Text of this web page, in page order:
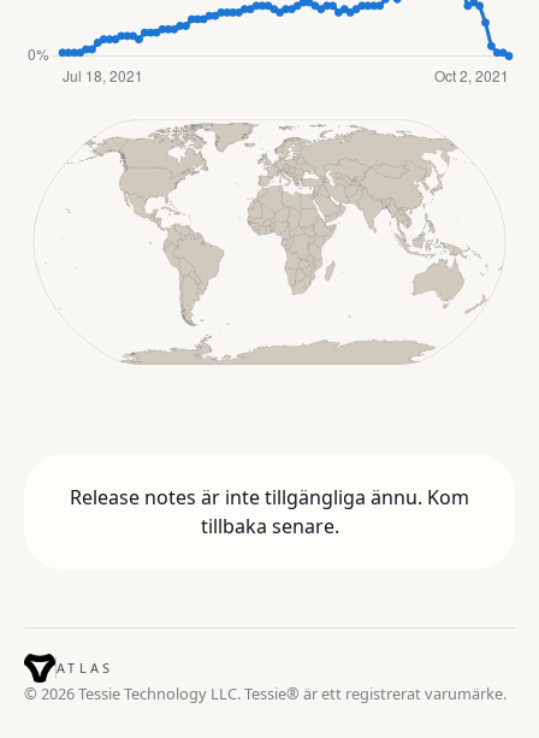
Release notes är inte tillgängliga ännu. Kom
tillbaka senare.
ATLAS
© 2026 Tessie Technology LLC. Tessie® är ett registrerat varumärke.